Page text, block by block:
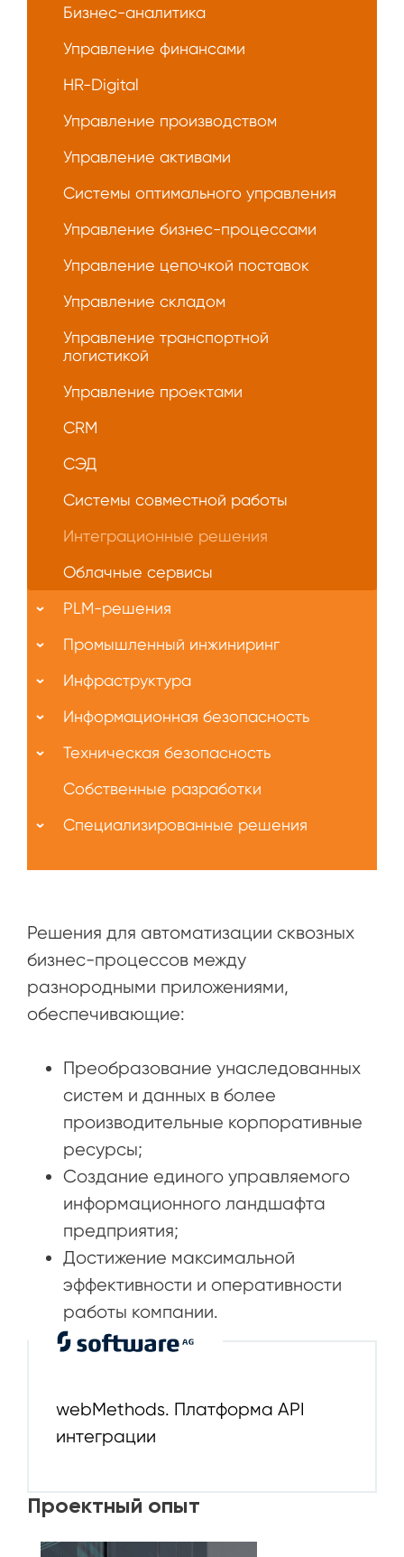
Решения для автоматизации сквозных
бизнес-процессов между
разнородными приложениями,
обеспечивающие:
Преобразование унаследованных
систем и данных в более
производительные корпоративные
ресурсы;
Создание единого управляемого
информационного ландшафта
предприятия;
Достижение максимальной
эффективности и оперативности
работы компании.
webMethods. Платформа API
интеграции
Проектный опыт
Бизнес-аналитика
Управление финансами
HR-Digital
Управление производством
Управление активами
Системы оптимального управления
Управление бизнес-процессами
Управление цепочкой поставок
Управление складом
Управление транспортной
логистикой
Управление проектами
CRM
СЭД
Системы совместной работы
Интеграционные решения
Облачные сервисы
PLM-решения
Промышленный инжиниринг
Инфраструктура
Информационная безопасность
Техническая безопасность
Собственные разработки
Специализированные решения